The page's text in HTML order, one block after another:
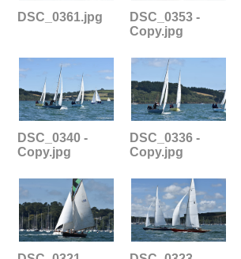
DSC_0361.jpg
DSC_0353 -
Copy.jpg
DSC_0340 -
Copy.jpg
DSC_0336 -
Copy.jpg